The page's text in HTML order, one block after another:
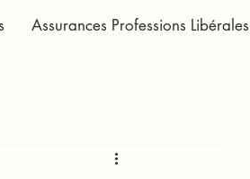
Assurances Professions Libérales